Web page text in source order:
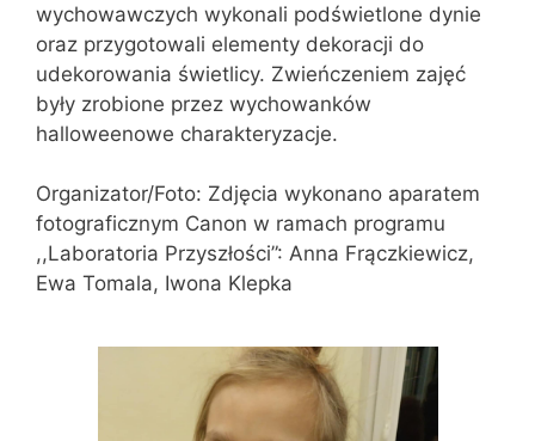
wychowawczych wykonali podświetlone dynie
oraz przygotowali elementy dekoracji do
udekorowania świetlicy. Zwieńczeniem zajęć
były zrobione przez wychowanków
halloweenowe charakteryzacje.
Organizator/Foto: Zdjęcia wykonano aparatem
fotograficznym Canon w ramach programu
,,Laboratoria Przyszłości”: Anna Frączkiewicz,
Ewa Tomala, Iwona Klepka